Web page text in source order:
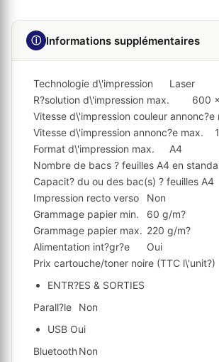
ⓘ Informations supplémentaires
Technologie d\'impression
Laser
R?solution d\'impression max.
600
Vitesse d\'impression couleur annonc?e
Vitesse d\'impression annonc?e max.
Format d\'impression max.
A4
Nombre de bacs ? feuilles A4 en
Capacit? du ou des bac(s) ? feuilles A4
Impression recto verso
Non
Grammage papier min.
60 g/m?
Grammage papier max. 220 g/m?
Alimentation int?gr?e
Oui
Prix cartouche/toner noire (TTC l\'unit?)
ENTR?ES & SORTIES
Parall?le
Non
USB Oui
BluetoothNon